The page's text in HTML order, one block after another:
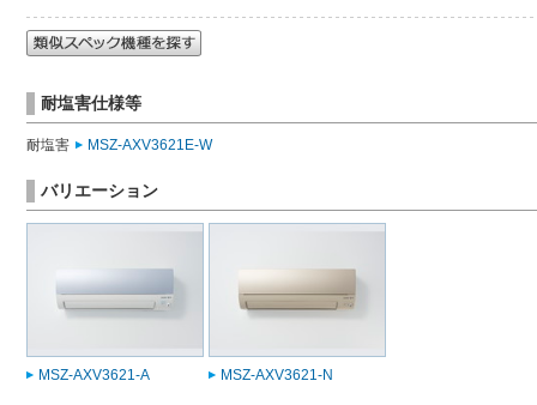
耐塩害仕様等
耐塩害 MSZ-AXV3621E-W
バリエーション
MSZ-AXV3621-A MSZ-AXV3621-N